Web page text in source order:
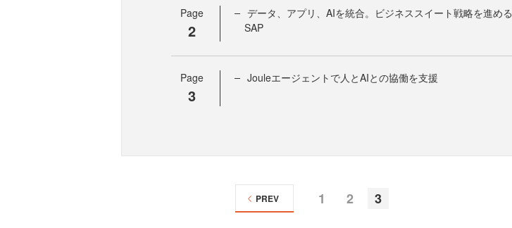
Page
2
データ、アプリ、AIを統合。ビジネススイート戦略を進める
SAP
Page
3
Jouleエージェントで人とAIとの協働を支援
1 2 3
PREV